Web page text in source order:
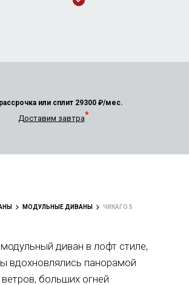
рассрочка или сплит 29300 ₽/мес.
Доставим завтра*
МОДУЛЬНЫЕ ДИВАНЫ ЧИКАГО 5
диван в лофт стиле,
вдохновлялись панорамой
больших огней